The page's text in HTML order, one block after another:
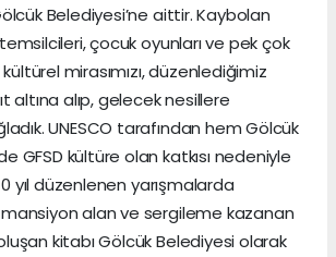
Belediyesi’ne aittir. Kaybolan
çocuk oyunları ve pek çok
mirasımızı, düzenlediğimiz
altına alıp, gelecek nesillere
UNESCO tarafından hem Gölcük
GFSD kültüre olan katkısı nedeniyle
yıl düzenlenen yarışmalarda
alan ve sergileme kazanan
kitabı Gölcük Belediyesi olarak